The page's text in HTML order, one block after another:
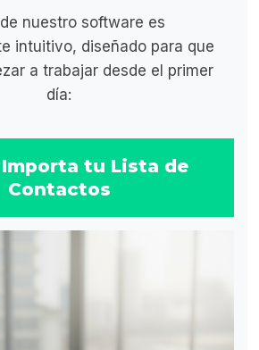
nuestro software es
intuitivo, diseñado para que
a trabajar desde el primer
día:
Importa tu Lista de
Contactos